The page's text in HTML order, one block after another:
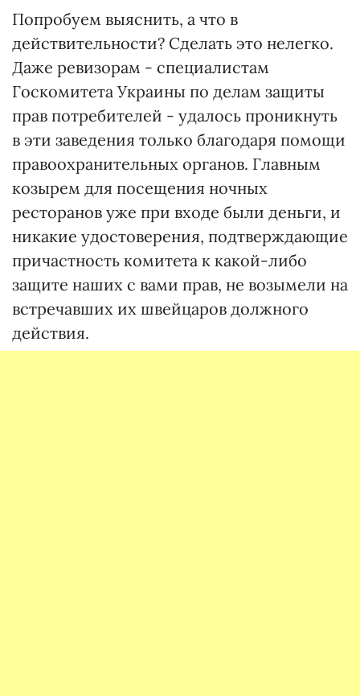
Попробуем выяснить, а что в
действительности? Сделать это нелегко.
Даже ревизорам - специалистам
Госкомитета Украины по делам защиты
прав потребителей - удалось проникнуть
в эти заведения только благодаря помощи
правоохранительных органов. Главным
козырем для посещения ночных
ресторанов уже при входе были деньги, и
никакие удостоверения, подтверждающие
причастность комитета к какой-либо
защите наших с вами прав, не возымели на
встречавших их швейцаров должного
действия.